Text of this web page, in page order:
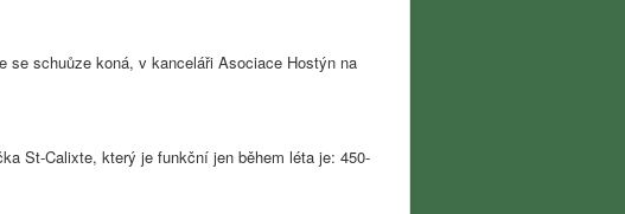
schuůze koná, v kanceláři Asociace Hostýn na
St-Calixte, který je funkční jen během léta je: 450-